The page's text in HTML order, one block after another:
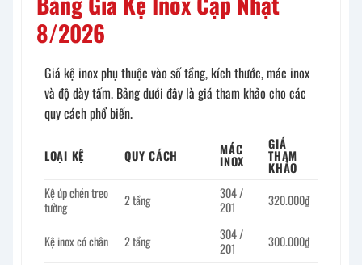
8/2026
Giá kệ inox phụ thuộc vào số tầng, kích thước, mác inox
và độ dày tấm. Bảng dưới đây là giá tham khảo cho các
quy cách phổ biến.
LOẠI KỆ QUY CÁCH MÁC
INOX
GIÁ
THAM
KHẢO
Kệ úp chén treo
tường
2 tầng
304 /
201
320.000₫
Kệ inox có chân 2 tầng
304 /
201
300.000₫